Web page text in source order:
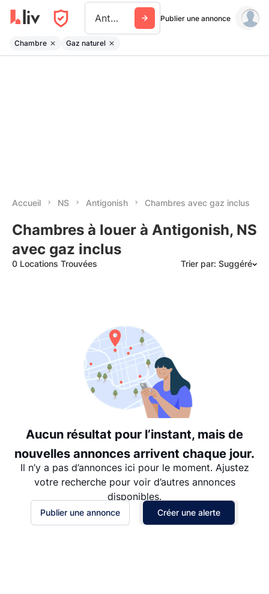
Antigonish Publier une annonce
Chambre Gaz naturel
Accueil NS Antigonish Chambres avec gaz inclus
Chambres à louer à Antigonish, NS
avec gaz inclus
0 Locations Trouvées Trier par: Suggéré
Date: les plus anciens d’abord
Aucun résultat pour l’instant, mais de
nouvelles annonces arrivent chaque jour.
Il n’y a pas d’annonces ici pour le moment. Ajustez
votre recherche pour voir d’autres annonces
disponibles.
Publier une annonce Créer une alerte